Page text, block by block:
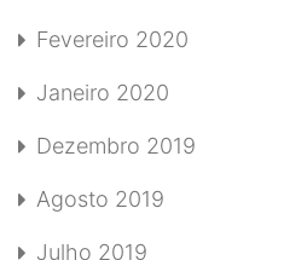
Fevereiro 2020
Janeiro 2020
Dezembro 2019
Agosto 2019
Julho 2019